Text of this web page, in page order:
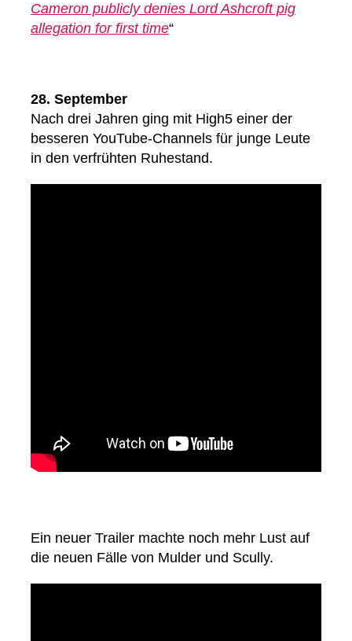
Cameron publicly denies Lord Ashcroft pig
allegation for first time“
28. September
Nach drei Jahren ging mit High5 einer der
besseren YouTube-Channels für junge Leute
in den verfrühten Ruhestand.
Ein neuer Trailer machte noch mehr Lust auf
die neuen Fälle von Mulder und Scully.